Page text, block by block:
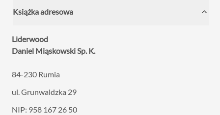
Książka adresowa
Liderwood
Daniel Miąskowski Sp. K.
84-230 Rumia
ul. Grunwaldzka 29
NIP: 958 167 26 50